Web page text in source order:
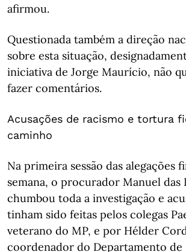
afirmou.
Questionada também a direção
sobre esta situação,
iniciativa de Jorge Maurício, não
fazer comentários.
Acusações de racismo e tortura
caminho
Na primeira sessão das alegações
semana, o procurador Manuel das
chumbou toda a investigação e
tinham sido feitas pelos colegas
veterano do MP, e por Hélder
coordenador do Departamento de